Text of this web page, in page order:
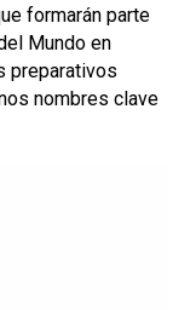
formarán parte
Mundo en
preparativos
nombres clave